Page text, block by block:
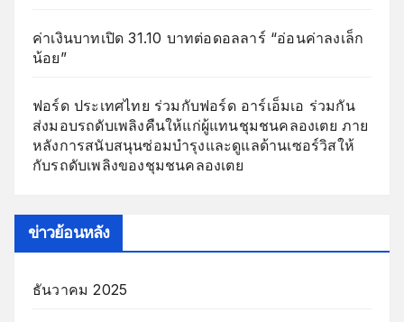
ค่าเงินบาทเปิด 31.10 บาทต่อดอลลาร์ “อ่อนค่าลงเล็ก
น้อย”
ฟอร์ด ประเทศไทย ร่วมกับฟอร์ด อาร์เอ็มเอ ร่วมกัน
ส่งมอบรถดับเพลิงคืนให้แก่ผู้แทนชุมชนคลองเตย ภาย
หลังการสนับสนุนซ่อมบำรุงและดูแลด้านเซอร์วิสให้
กับรถดับเพลิงของชุมชนคลองเตย
ข่าวย้อนหลัง
ธันวาคม 2025